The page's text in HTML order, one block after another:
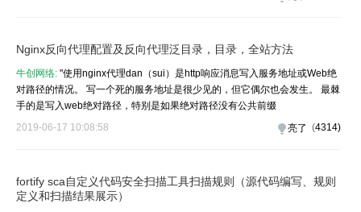
Nginx反向代理配置及反向代理泛目录，目录，全站方法
牛创网络: "使用nginx代理dan（sui）是http响应消息写入服务地址或Web绝
对路径的情况。 写一个死的服务地址是很少见的，但它偶尔也会发生。 最棘
手的是写入web绝对路径，特别是如果绝对路径没有公共前缀
2019-06-17 10:08:58
)
4314
(
亮了
fortify sca自定义代码安全扫描工具扫描规则（源代码编写、规则
定义和扫描结果展示）